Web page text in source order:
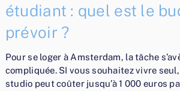
étudiant : quel est le
prévoir ?
Pour se loger à Amsterdam, la tâche
compliquée. SI vous souhaitez vivre seul,
studio peut coûter jusqu’à 1 000 euros